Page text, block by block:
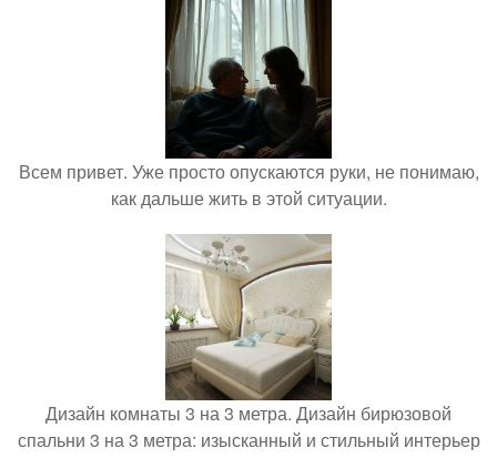
Всем привет. Уже просто опускаются руки, не понимаю,
как дальше жить в этой ситуации.
Дизайн комнаты 3 на 3 метра. Дизайн бирюзовой
спальни 3 на 3 метра: изысканный и стильный интерьер